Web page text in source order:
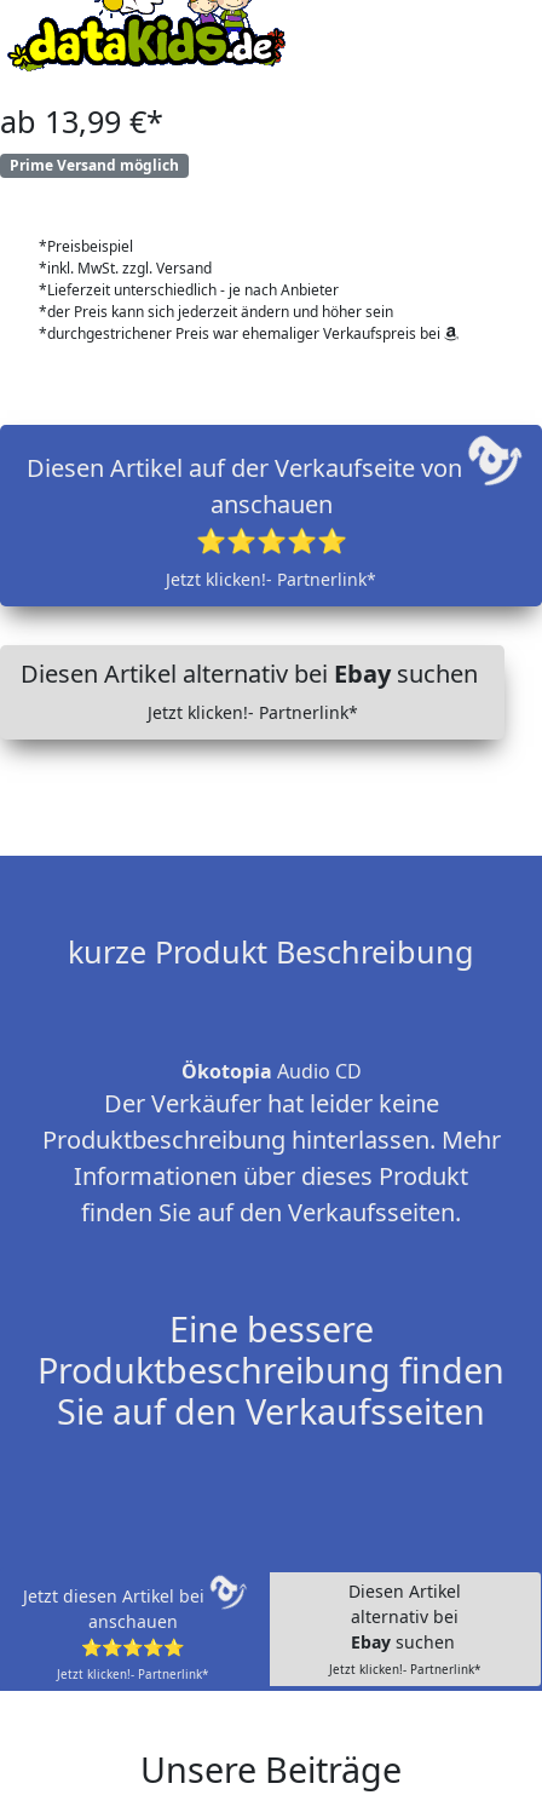
ab 13,99 €*
Prime Versand möglich
*Preisbeispiel
*inkl. MwSt. zzgl. Versand
*Lieferzeit unterschiedlich - je nach Anbieter
*der Preis kann sich jederzeit ändern und höher sein
*durchgestrichener Preis war ehemaliger Verkaufspreis bei
Diesen Artikel auf der Verkaufseite von
anschauen
⭐⭐⭐⭐⭐
Jetzt klicken!- Partnerlink*
Diesen Artikel alternativ bei Ebaysuchen
Jetzt klicken!- Partnerlink*
kurze Produkt Beschreibung
Ökotopia Audio CD
Der Verkäufer hat leider keine
Produktbeschreibung hinterlassen. Mehr
Informationen über dieses Produkt
finden Sie auf den Verkaufsseiten.
Eine bessere
Produktbeschreibung finden
Sie auf den Verkaufsseiten
Jetzt diesen Artikel bei
anschauen
⭐⭐⭐⭐⭐
Jetzt klicken!- Partnerlink*
Diesen Artikel
alternativ bei
Ebay suchen
Jetzt klicken!- Partnerlink*
Unsere Beiträge